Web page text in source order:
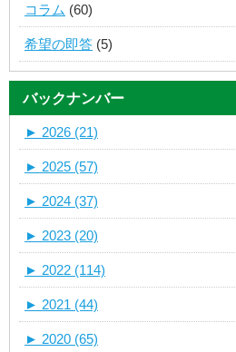
コラム (60)
希望の即答 (5)
バックナンバー
► 2026 (21)
► 2025 (57)
► 2024 (37)
► 2023 (20)
► 2022 (114)
► 2021 (44)
► 2020 (65)